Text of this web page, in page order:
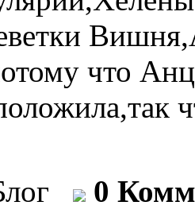
что
0